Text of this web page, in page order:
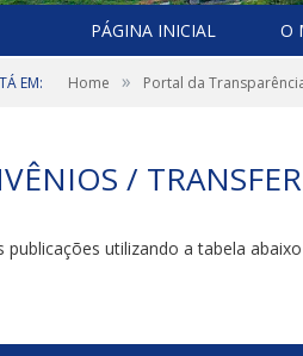
PÁGINA INICIAL O
EM: Home » Portal da
/
publicações utilizando a tabela